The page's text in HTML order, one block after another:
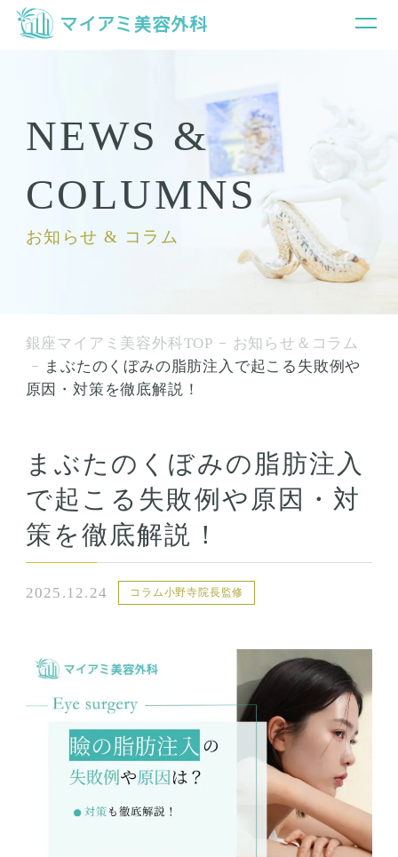
NEWS &
COLUMNS
お知らせ & コラム
銀座マイアミ美容外科TOP
お知らせ＆コラム
まぶたのくぼみの脂肪注入で起こる失敗例や
原因・対策を徹底解説！
まぶたのくぼみの脂肪注入
で起こる失敗例や原因・対
策を徹底解説！
2025.12.24 コラム小野寺院長監修